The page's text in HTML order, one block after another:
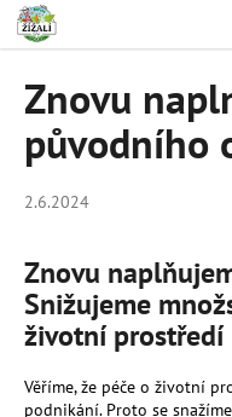
Přejít
obsah
Znovu
původního
2.6.2024
Znovu
Snižujeme
životní prostředí
Věříme,že péče o životní
podnikání.Proto se
o
C
o
p
t
ř
e
b
u